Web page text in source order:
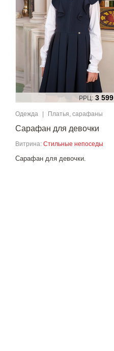
РРЦ: 3 599
Одежда Платья, сарафаны
Сарафан для девочки
Витрина: Стильные непоседы
Сарафан для девочки.